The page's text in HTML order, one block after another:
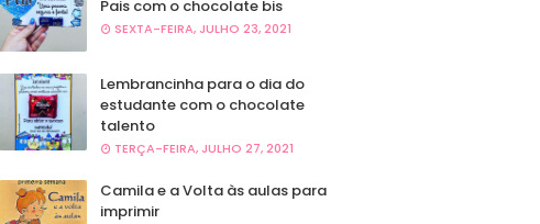
Pais com o chocolate bis
SEXTA-FEIRA, JULHO 23, 2021
Lembrancinha para o dia do
estudante com o chocolate
talento
TERÇA-FEIRA, JULHO 27, 2021
Camila e a Volta às aulas para
imprimir